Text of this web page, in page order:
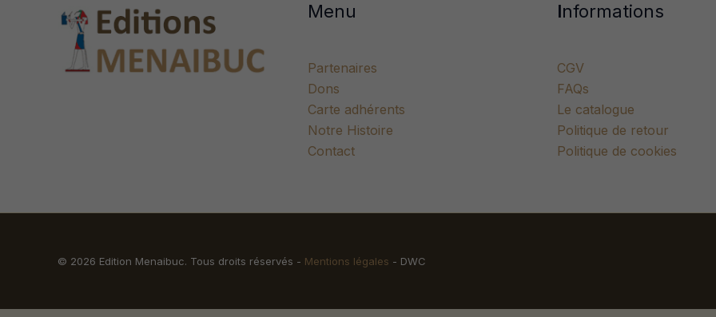
Menu
Partenaires
Dons
Carte adhérents
Notre Histoire
Contact
Informations
CGV
FAQs
Le catalogue
Politique de retour
Politique de cookies
© 2026 Edition Menaibuc. Tous droits réservés - Mentions légales - DWC